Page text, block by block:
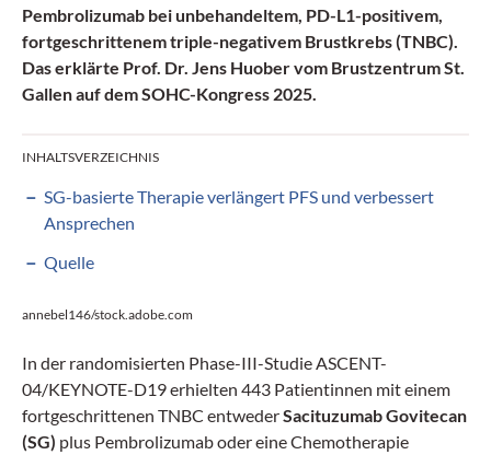
Pembrolizumab bei unbehandeltem, PD-L1-positivem,
fortgeschrittenem triple-negativem Brustkrebs (TNBC).
Das erklärte Prof. Dr. Jens Huober vom Brustzentrum St.
Gallen auf dem SOHC-Kongress 2025.
INHALTSVERZEICHNIS
SG-basierte Therapie verlängert PFS und verbessert
Ansprechen
Quelle
annebel146/stock.adobe.com
In der randomisierten Phase-III-Studie ASCENT-
04/KEYNOTE-D19 erhielten 443 Patientinnen mit einem
fortgeschrittenen TNBC entwederSacituzumab Govitecan
(SG) plus Pembrolizumab oder eine Chemotherapie